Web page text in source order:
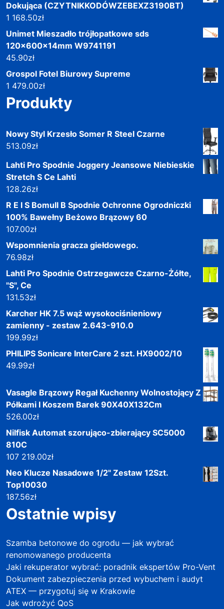
Dokująca (CZYTNIKKODÓWZEBEXZ3190BT)
1 168.50zł
Unimet Mieszadło trójłopatkowe sds
120x600x14mm W9741191
45.90zł
Grospol Fotel Biurowy Supreme
1 479.00zł
Produkty
Nowy Styl Krzesło Somer R Steel Czarne
513.09zł
Lahti Pro Spodnie Joggery Jeansowe Niebieskie
Stretch S Ce Lahti
128.26zł
R E I S Bomull B Spodnie Ochronne Ogrodniczki
100% Bawełny Beżowo Brązowy 60
107.00zł
Wspomnienia gracza giełdowego.
76.98zł
Lahti Pro Spodnie Ostrzegawcze Czarno-Żółte,
"S", Ce
131.53zł
Karcher HK 7.5 wąż wysokociśnieniowy
zamienny - zestaw 2.643-910.0
199.99zł
PHILIPS Sonicare InterCare 2 szt. HX9002/10
49.99zł
Vasagle Brązowy Regał Kuchenny Wolnostojący Z
Półkami I Koszem Barek 90X40X132Cm
526.00zł
Nilfisk Automat szorująco-zbierający SC5000
810C
107 219.00zł
Neo Klucze Nasadowe 1/2" Zestaw 12Szt.
Top10030
187.56zł
Ostatnie wpisy
Szamba betonowe do ogrodu — jak wybrać
renomowanego producenta
Jaki rekuperator wybrać: poradnik ekspertów Pro-Vent
Dokument zabezpieczenia przed wybuchem i audyt
ATEX — przygotuj się w Krakowie
Jak wdrożyć QoS